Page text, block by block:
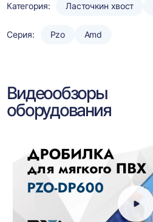
Категория: Ласточкин хвост
Серия: Pzo Amd
Видеообзоры
оборудования